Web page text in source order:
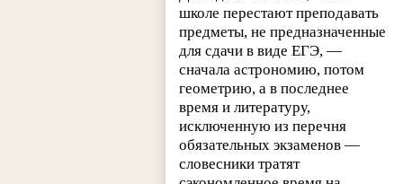
школе перестают преподавать
предметы, не предназначенные
для сдачи в виде ЕГЭ, —
сначала астрономию, потом
геометрию, а в последнее
время и литературу,
исключенную из перечня
обязательных экзаменов —
словесники тратят